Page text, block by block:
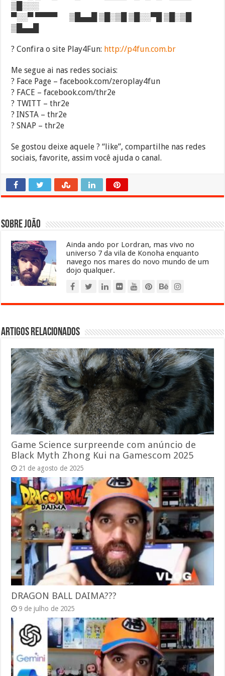
▒█░░░
▀░░▀ ▀▀▀▀ ▒█▄▄█ ▒█░▒█ ▒█░░▀█ ▒█░▒█
▒█▄▄█
? Confira o site Play4Fun: http://p4fun.com.br
Me segue ai nas redes sociais:
? Face Page – facebook.com/zeroplay4fun
? FACE – facebook.com/thr2e
? TWITT – thr2e
? INSTA – thr2e
? SNAP – thr2e
Se gostou deixe aquele ? “like”, compartilhe nas redes
sociais, favorite, assim você ajuda o canal.
Sobre João
Ainda ando por Lordran, mas vivo no
universo 7 da vila de Konoha enquanto
navego nos mares do novo mundo de um
dojo qualquer.
Artigos relacionados
Game Science surpreende com anúncio de
Black Myth Zhong Kui na Gamescom 2025
21 de agosto de 2025
DRAGON BALL DAIMA???
9 de julho de 2025